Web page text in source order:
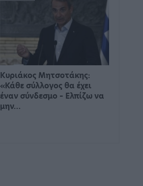
Κυριάκος Μητσοτάκης:
«Κάθε σύλλογος θα έχει
έναν σύνδεσμο – Ελπίζω να
μην…